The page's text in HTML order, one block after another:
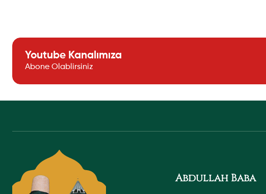
Youtube Kanalımıza
Abone Olablirsiniz
Abdullah Baba